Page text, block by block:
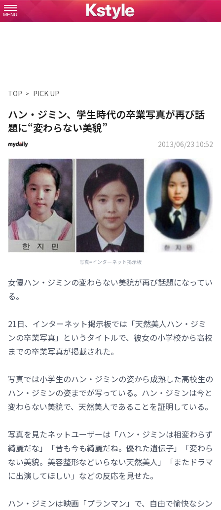
MENU
TOP PICK UP
ハン・ジミン、学生時代の卒業写真が再び話
題に“変わらない美貌”
2013/06/23 10:52
写真=インターネット掲示板
女優ハン・ジミンの変わらない美貌が再び話題になってい
る。
21日、インターネット掲示板では「天然美人ハン・ジミ
ンの卒業写真」というタイトルで、彼女の小学校から高校
までの卒業写真が掲載された。
写真では小学生のハン・ジミンの姿から成熟した高校生の
ハン・ジミンの姿までが写っている。ハン・ジミンは今と
変わらない美貌で、天然美人であることを証明している。
写真を見たネットユーザーは「ハン・ジミンは相変わらず
綺麗だな」「昔も今も綺麗だね。優れた遺伝子」「変わら
ない美貌。美容整形などいらない天然美人」「またドラマ
に出演してほしい」などの反応を見せた。
ハン・ジミンは映画「プランマン」で、自由で愉快なシン